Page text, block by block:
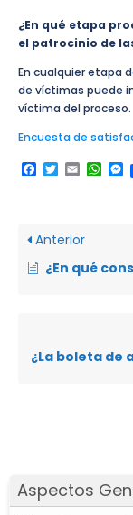
Aspectos
¿En qué etapa
el patrocinio de
En cualquier etapa
de víctimas puede
víctima del proceso.
Encuesta de
Facebook
Twitter
Email
Anterior
¿En qué
¿La boleta de